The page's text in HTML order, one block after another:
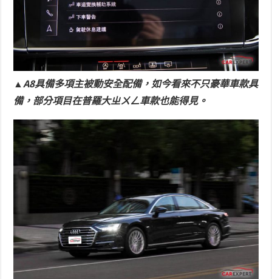
▲A8具備多項主被動安全配備，如今看來不只豪華車款具
備，部分項目在普羅大ㄓㄨㄥ車款也能得見。